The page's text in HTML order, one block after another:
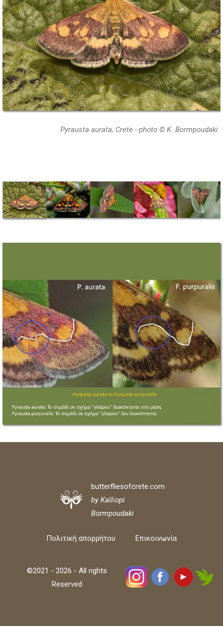
Pyrausta aurata, Crete - photo © K. Bormpoudaki
butterfliesofcrete.com
by Kalliopi
Bormpoudaki
Πολιτική απορρήτου Επικοινωνία
©2021 - 2026 - All rights
Reserved